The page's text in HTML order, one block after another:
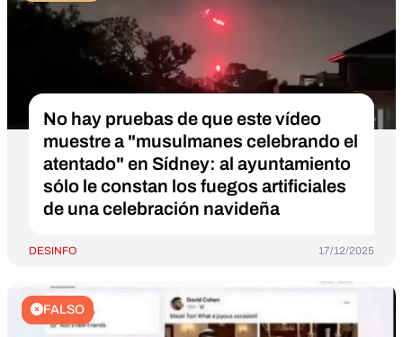
No hay pruebas de que este vídeo
muestre a "musulmanes celebrando el
atentado" en Sídney: al ayuntamiento
sólo le constan los fuegos artificiales
de una celebración navideña
DESINFO 17/12/2025
FALSO